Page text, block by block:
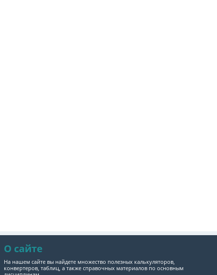
О сайте
На нашем сайте вы найдете множество полезных калькуляторов,
конвертеров, таблиц, а также справочных материалов по основным